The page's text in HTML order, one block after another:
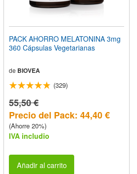
PACK AHORRO MELATONINA 3mg
360 Cápsulas Vegetarianas
de BIOVEA
(329)
55,50 €
Precio del Pack: 44,40 €
(Ahorre 20%)
IVA includio
Añadir al carrito